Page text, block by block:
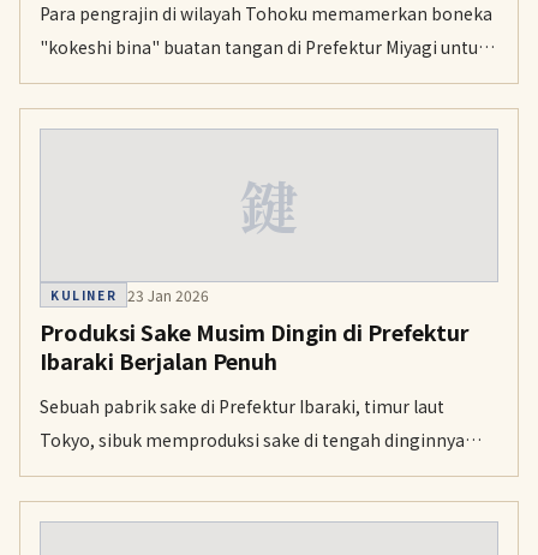
Para pengrajin di wilayah Tohoku memamerkan boneka
"kokeshi bina" buatan tangan di Prefektur Miyagi untuk
menyambut perayaan Festival Anak Perempuan pada 3
Maret.
鍵
KULINER 23 Jan 2026
Produksi Sake Musim Dingin di Prefektur
Ibaraki Berjalan Penuh
Sebuah pabrik sake di Prefektur Ibaraki, timur laut
Tokyo, sibuk memproduksi sake di tengah dinginnya
musim dingin. Metode kan-jikomi yang memanfaatkan
suhu rendah sedang berlangsung penuh di Aiyu Brewery